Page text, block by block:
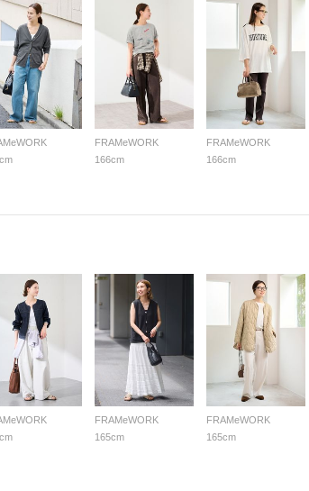
FRAMeWORK
166cm
FRAMeWORK
166cm
FRAMeWORK
165cm
FRAMeWORK
165cm